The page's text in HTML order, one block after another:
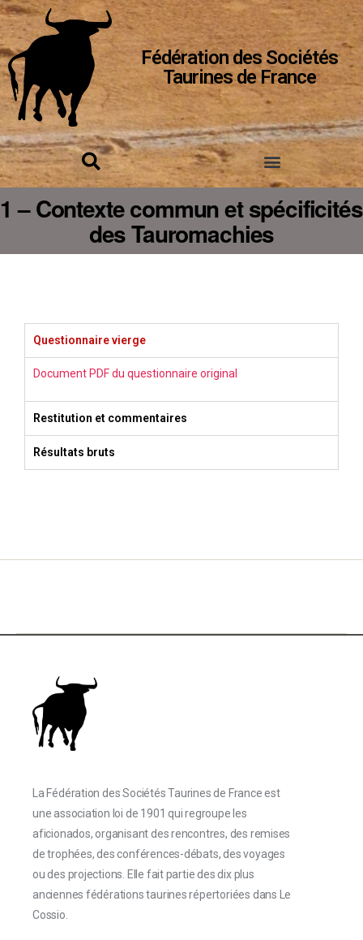
Fédération des Sociétés
Taurines de France
1 – Contexte commun et spécificités
des Tauromachies
Questionnaire vierge
Document PDF du questionnaire original
Restitution et commentaires
Résultats bruts
La Fédération des Sociétés Taurines de France est
une association loi de 1901 qui regroupe les
aficionados, organisant des rencontres, des remises
de trophées, des conférences-débats, des voyages
ou des projections. Elle fait partie des dix plus
anciennes fédérations taurines répertoriées dans Le
Cossio.